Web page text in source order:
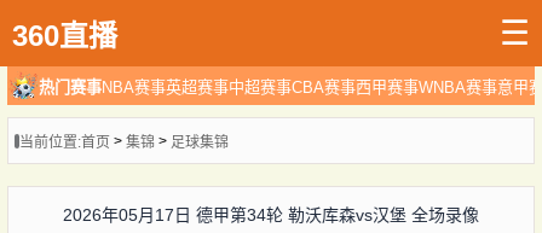
360直播 ☰
热门赛事NBA赛事英超赛事中超赛事CBA赛事西甲赛事WNBA赛事意甲
当前位置:首页> 集锦 > 足球集锦
2026年05月17日 德甲第34轮 勒沃库森vs汉堡 全场录像